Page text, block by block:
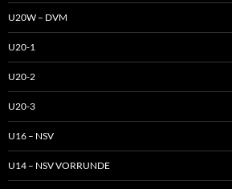
U20W – DVM
U20-1
U20-2
U20-3
U16 – NSV
U14 – NSV VORRUNDE